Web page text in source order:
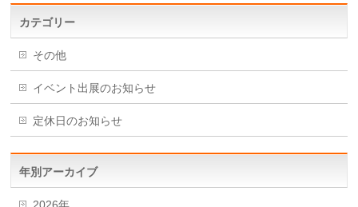
カテゴリー
その他
イベント出展のお知らせ
定休日のお知らせ
年別アーカイブ